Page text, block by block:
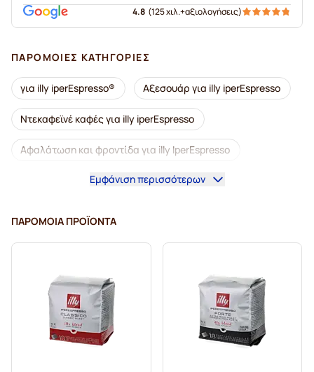
4.8 (125 χιλ.+αξιολογήσεις)
ΠΑΡΌΜΟΙΕΣ ΚΑΤΗΓΟΡΊΕΣ
για illy iperEspresso® Αξεσουάρ για illy iperEspresso
Ντεκαφεϊνέ καφές για illy iperEspresso
Αφαλάτωση και φροντίδα για illy IperEspresso
Κάψουλες για illy iperEspresso
Εμφάνιση περισσότερων
ΠΑΡΌΜΟΙΑ ΠΡΟΪΌΝΤΑ